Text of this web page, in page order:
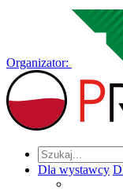
Organizator:
Dla wystawcy